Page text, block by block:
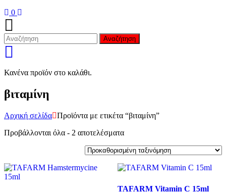
0
Αναζήτηση
Κανένα προϊόν στο καλάθι.
βιταμίνη
Αρχική σελίδα Προϊόντα με ετικέτα “βιταμίνη”
Προβάλλονται όλα - 2 αποτελέσματα
TAFARM Vitamin C 15ml